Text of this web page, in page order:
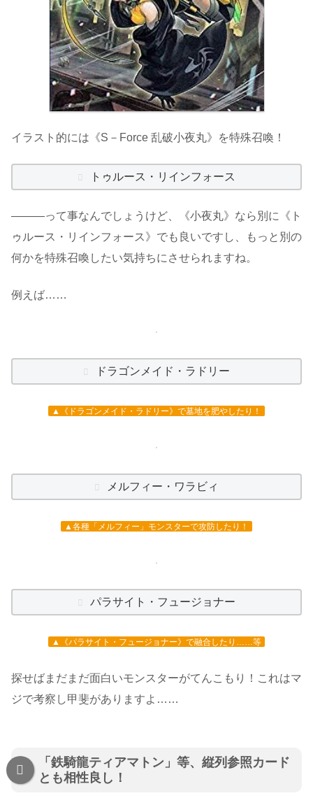
イラスト的には《S－Force 乱破小夜丸》を特殊召喚！
トゥルース・リインフォース
―――って事なんでしょうけど、《小夜丸》なら別に《ト
ゥルース・リインフォース》でも良いですし、もっと別の
何かを特殊召喚したい気持ちにさせられますね。
例えば……
ドラゴンメイド・ラドリー
▲《ドラゴンメイド・ラドリー》で墓地を肥やしたり！
メルフィー・ワラビィ
▲各種「メルフィー」モンスターで攻防したり！
パラサイト・フュージョナー
▲《パラサイト・フュージョナー》で融合したり……等
探せばまだまだ面白いモンスターがてんこもり！これはマ
ジで考察し甲斐がありますよ……
「鉄騎龍ティアマトン」等、縦列参照カード
とも相性良し！